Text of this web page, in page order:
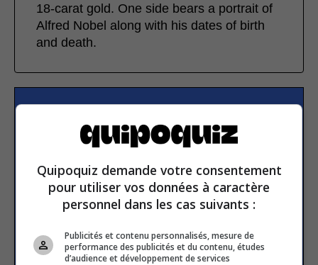
18-carat gold. One side bears a portrait of
Alfred Nobel along with his dates of birth
and death.
newsletter
Email address
SUBSCRIBE
Quipoquiz demande votre consentement
pour utiliser vos données à caractère
personnel dans les cas suivants :
Publicités et contenu personnalisés, mesure de
performance des publicités et du contenu, études
d’audience et développement de services